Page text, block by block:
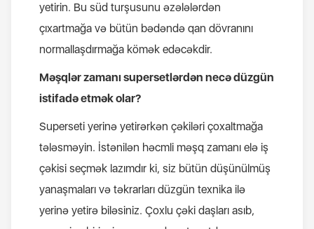
yetirin. Bu süd turşusunu əzələlərdən
çıxartmağa və bütün bədəndə qan dövranını
normallaşdırmağa kömək edəcəkdir.
Məşqlər zamanı supersetlərdən necə düzgün
istifadə etmək olar?
Superseti yerinə yetirərkən çəkiləri çoxaltmağa
tələsməyin. İstənilən həcmli məşq zamanı elə iş
çəkisi seçmək lazımdır ki, siz bütün düşünülmüş
yanaşmaları və təkrarları düzgün texnika ilə
yerinə yetirə biləsiniz. Çoxlu çəki daşları asıb,